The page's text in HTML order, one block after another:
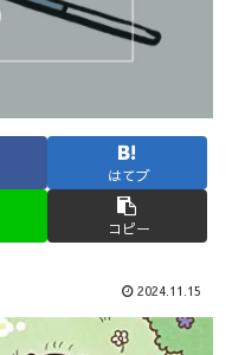
はてブ
コピー
2024.11.15